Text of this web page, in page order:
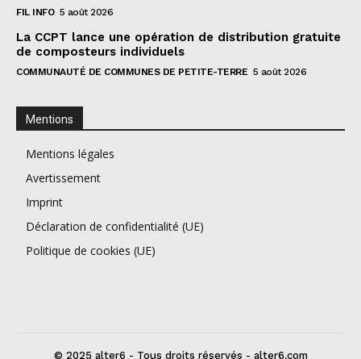
FIL INFO 5 août 2026
La CCPT lance une opération de distribution gratuite
de composteurs individuels
COMMUNAUTÉ DE COMMUNES DE PETITE-TERRE 5 août 2026
Mentions
Mentions légales
Avertissement
Imprint
Déclaration de confidentialité (UE)
Politique de cookies (UE)
© 2025 alter6 - Tous droits réservés - alter6.com